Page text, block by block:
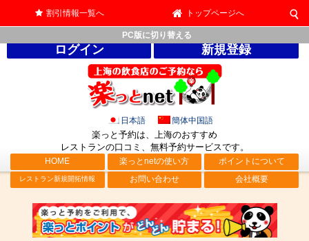
割引情報一覧へ トップページへ
PC版に切り替える
ログイン 新規登録
日本語 簡体中国語
楽っと予約は、上海のおすすめ
レストランの口コミ、無料予約サービスです。
HOME 楽っとnetの使い方 ポイントについて
レストラン新規開拓情報 お問い合わせ 会社概要